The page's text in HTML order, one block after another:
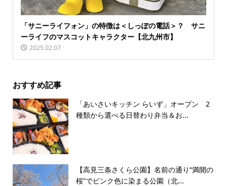
「サニーライフォン」の特徴は＜しっぽの電話＞？ サニ
ーライフのマスコットキャラクター【北九州市】
2025.02.07
おすすめ記事
「あいさいキッチン らいず」オープン 2
種類から選べる日替わり弁当＆お...
【高見三条さくら公園】名前の通り“満開の
桜”でピンク色に染まる公園（北...